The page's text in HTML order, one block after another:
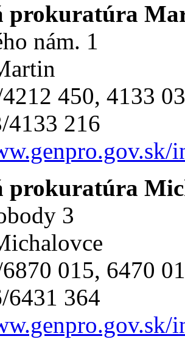
prokuratúra
nám. 1
450, 4133
4133 216
prokuratúra
3
015, 6470
6431 364